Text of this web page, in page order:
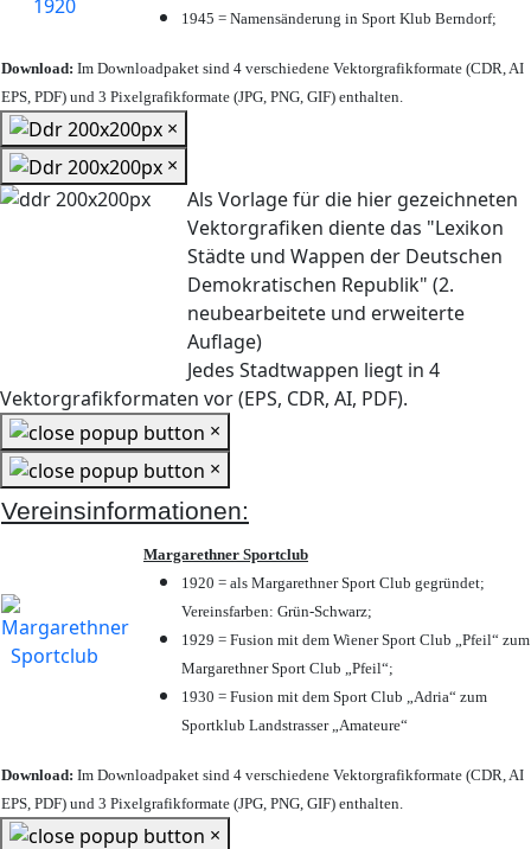
1945 = Namensänderung in Sport Klub Berndorf;
Download: Im Downloadpaket sind 4 verschiedene Vektorgrafikformate (CDR, AI
EPS, PDF) und 3 Pixelgrafikformate (JPG, PNG, GIF) enthalten.
×
×
Als Vorlage für die hier gezeichneten
Vektorgrafiken diente das "Lexikon
Städte und Wappen der Deutschen
Demokratischen Republik" (2.
neubearbeitete und erweiterte
Auflage)
Jedes Stadtwappen liegt in 4
Vektorgrafikformaten vor (EPS, CDR, AI, PDF).
×
×
Vereinsinformationen:
Margarethner Sportclub
1920 = als Margarethner Sport Club gegründet;
Vereinsfarben: Grün-Schwarz;
1929 = Fusion mit dem Wiener Sport Club „Pfeil“ zum
Margarethner Sport Club „Pfeil“;
1930 = Fusion mit dem Sport Club „Adria“ zum
Sportklub Landstrasser „Amateure“
Download: Im Downloadpaket sind 4 verschiedene Vektorgrafikformate (CDR, AI
EPS, PDF) und 3 Pixelgrafikformate (JPG, PNG, GIF) enthalten.
×